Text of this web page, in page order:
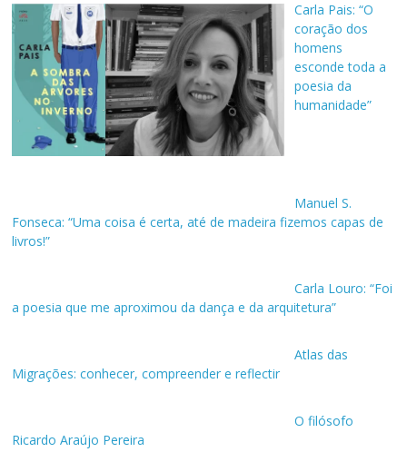
Carla Pais: “O
coração dos
homens
esconde toda a
poesia da
humanidade”
Manuel S.
Fonseca: “Uma coisa é certa, até de madeira fizemos capas de
livros!”
Carla Louro: “Foi
a poesia que me aproximou da dança e da arquitetura”
Atlas das
Migrações: conhecer, compreender e reflectir
O filósofo
Ricardo Araújo Pereira